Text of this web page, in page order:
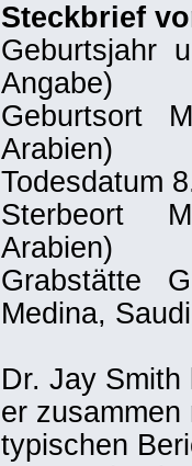
Steckbrief
Geburtsjahr
Angabe)
Geburtsort
Arabien)
Todesdatum
Sterbeort
Arabien)
Grabstätte
Medina,
Dr. Jay Smith
er
typischen